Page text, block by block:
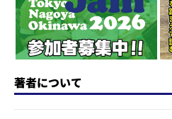
k
著者について